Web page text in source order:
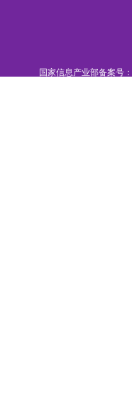
国家信息产业部备案号：